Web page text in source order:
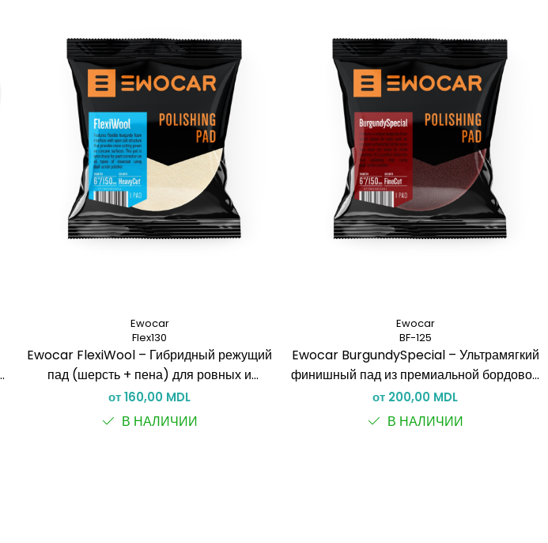
Ewocar
Flex130
Ewocar FlexiWool – Гибридный режущий
пад (шерсть + пена) для ровных и
изогнутых поверхностей
от 160,00 MDL
В НАЛИЧИИ
Ewocar
BF-125
Ewocar BurgundySpecial – Ультрамягкий
финишный пад из премиальной бордовой
пены
от 200,00 MDL
В НАЛИЧИИ